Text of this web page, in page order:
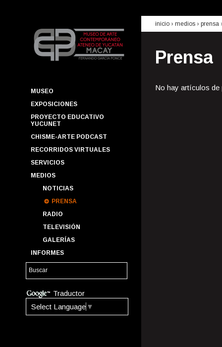
MUSEO
EXPOSICIONES
PROYECTO EDUCATIVO
YUCUNET
CHISME-ARTE PODCAST
RECORRIDOS VIRTUALES
SERVICIOS
MEDIOS
NOTICIAS
PRENSA
RADIO
TELEVISIÓN
GALERÍAS
INFORMES
Traductor
Select Language ▼
inicio › medios › prensa
Prensa
No hay artículos de